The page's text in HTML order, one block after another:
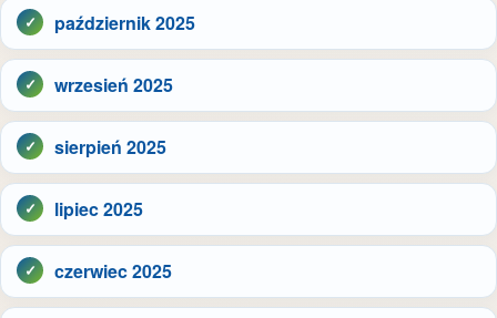
październik 2025
wrzesień 2025
sierpień 2025
lipiec 2025
czerwiec 2025